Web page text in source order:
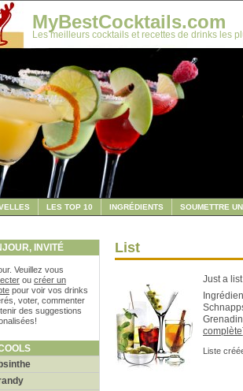
MyBestCocktails.com
Les meilleurs cocktails et recettes de drinks les
LES TOP 10 INGRÉDIENTS SOUMETTRE
INVITÉ
Veuillez vous
ou créer un
pour voir vos drinks
voter, commenter
des suggestions
List
Just a
complète
Liste